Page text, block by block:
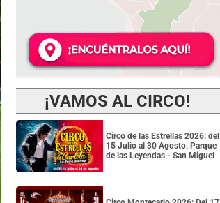
¡VAMOS AL CIRCO!
Circo de las Estrellas 2026: del
15 Julio al 30 Agosto. Parque
de las Leyendas - San Miguel